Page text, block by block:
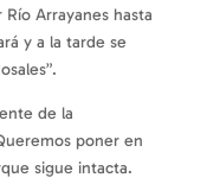
Arrayanes hasta
y a la tarde se
de la
poner en
sigue intacta.